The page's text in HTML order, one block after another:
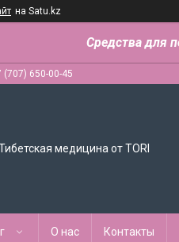
на Satu.kz
Средства для
(707) 650-00-45
медицина от TORI
О нас Контакты